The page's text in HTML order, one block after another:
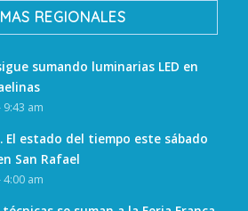
REGIONALES
sumando luminarias LED en
am
El estado del tiempo este sábado
San Rafael
am